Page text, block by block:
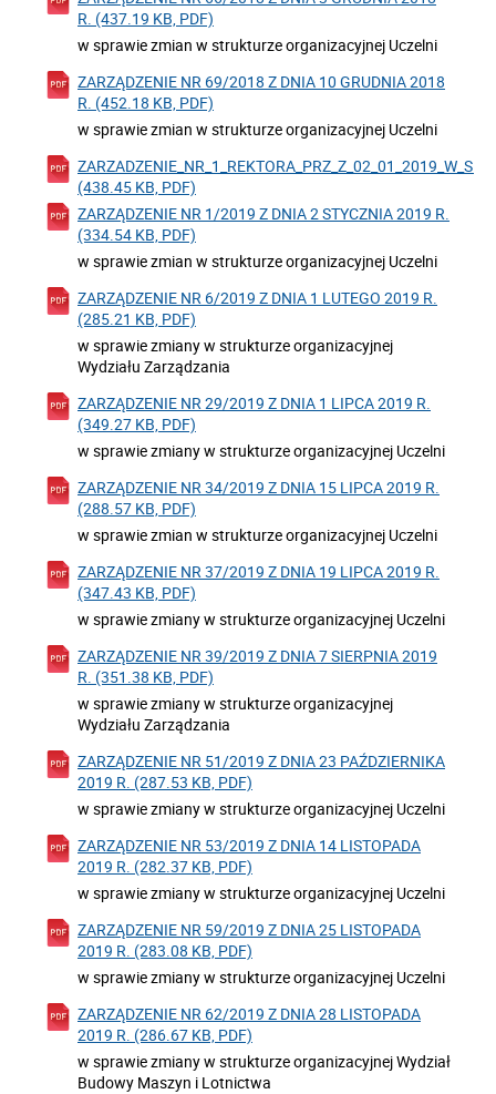
R. (437.19 KB, PDF)
w sprawie zmian w strukturze organizacyjnej Uczelni
ZARZĄDZENIE NR 69/2018 Z DNIA 10 GRUDNIA 2018
R. (452.18 KB, PDF)
w sprawie zmian w strukturze organizacyjnej Uczelni
(438.45 KB, PDF)
ZARZĄDZENIE NR 1/2019 Z DNIA 2 STYCZNIA 2019 R.
(334.54 KB, PDF)
w sprawie zmian w strukturze organizacyjnej Uczelni
ZARZĄDZENIE NR 6/2019 Z DNIA 1 LUTEGO 2019 R.
(285.21 KB, PDF)
w sprawie zmiany w strukturze organizacyjnej
Wydziału Zarządzania
ZARZĄDZENIE NR 29/2019 Z DNIA 1 LIPCA 2019 R.
(349.27 KB, PDF)
w sprawie zmiany w strukturze organizacyjnej Uczelni
ZARZĄDZENIE NR 34/2019 Z DNIA 15 LIPCA 2019 R.
(288.57 KB, PDF)
w sprawie zmian w strukturze organizacyjnej Uczelni
ZARZĄDZENIE NR 37/2019 Z DNIA 19 LIPCA 2019 R.
(347.43 KB, PDF)
w sprawie zmiany w strukturze organizacyjnej Uczelni
ZARZĄDZENIE NR 39/2019 Z DNIA 7 SIERPNIA 2019
R. (351.38 KB, PDF)
w sprawie zmiany w strukturze organizacyjnej
Wydziału Zarządzania
ZARZĄDZENIE NR 51/2019 Z DNIA 23 PAŹDZIERNIKA
2019 R. (287.53 KB, PDF)
w sprawie zmiany w strukturze organizacyjnej Uczelni
ZARZĄDZENIE NR 53/2019 Z DNIA 14 LISTOPADA
2019 R. (282.37 KB, PDF)
w sprawie zmiany w strukturze organizacyjnej Uczelni
ZARZĄDZENIE NR 59/2019 Z DNIA 25 LISTOPADA
2019 R. (283.08 KB, PDF)
w sprawie zmiany w strukturze organizacyjnej Uczelni
ZARZĄDZENIE NR 62/2019 Z DNIA 28 LISTOPADA
2019 R. (286.67 KB, PDF)
w sprawie zmiany w strukturze organizacyjnej Wydział
Budowy Maszyn i Lotnictwa